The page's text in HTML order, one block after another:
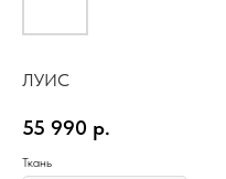
ЛУИС
55 990 р.
Ткань